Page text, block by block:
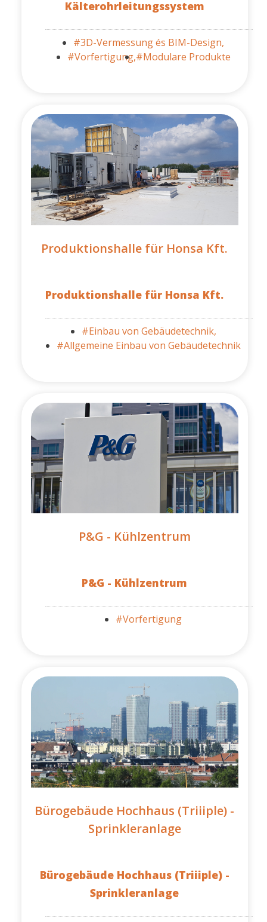
Kälterohrleitungssystem
#3D-Vermessung és BIM-Design,
#Vorfertigung,#Modulare Produkte
Produktionshalle für Honsa Kft.
Produktionshalle für Honsa Kft.
#Einbau von Gebäudetechnik,
#Allgemeine Einbau von Gebäudetechnik
P&G - Kühlzentrum
P&G - Kühlzentrum
#Vorfertigung
Bürogebäude Hochhaus (Triiiple) -
Sprinkleranlage
Bürogebäude Hochhaus (Triiiple) -
Sprinkleranlage